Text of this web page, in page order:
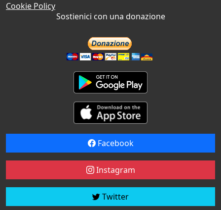
Cookie Policy
Sostienici con una donazione
Facebook
Instagram
Twitter